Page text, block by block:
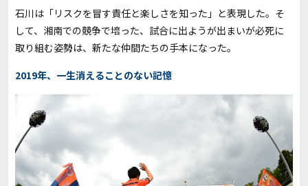
石川は「リスクを冒す責任と楽しさを知った」と表現した。そ
して、湘南での競争で培った、試合に出ようが出まいが必死に
取り組む姿勢は、新たな仲間たちの手本になった。
2019年、一生消えることのない記憶